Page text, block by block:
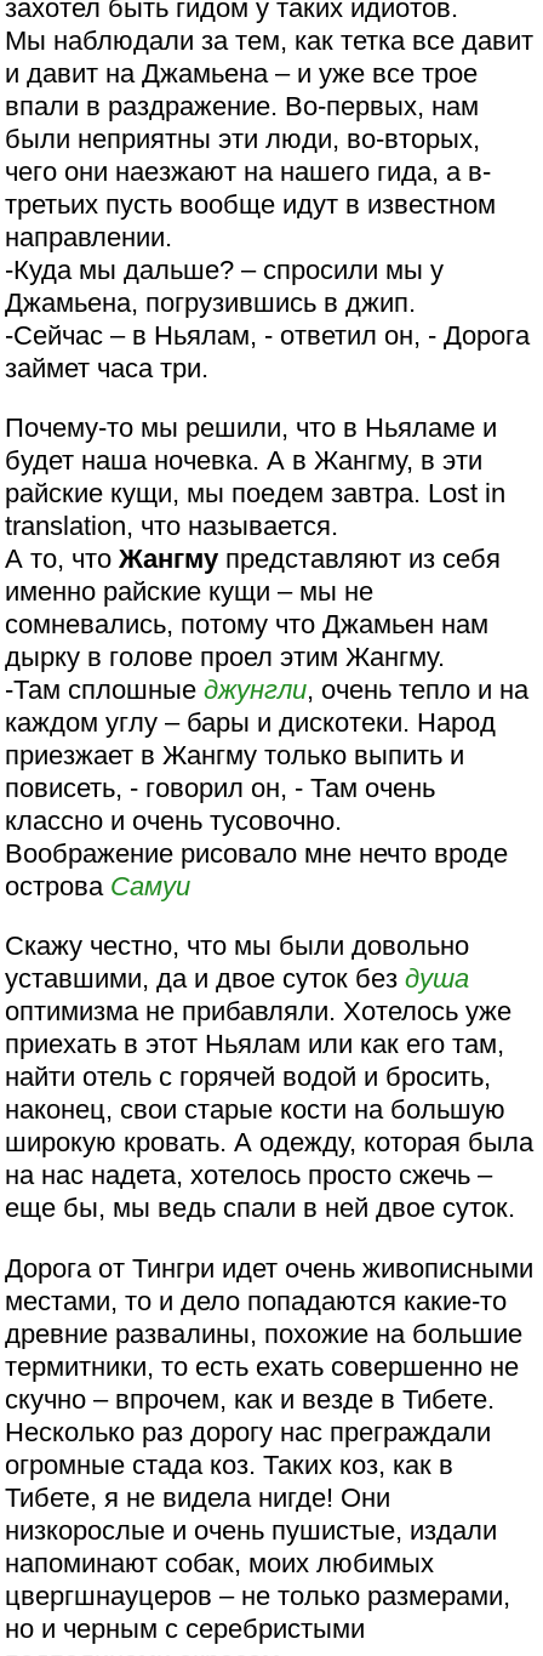
захотел быть гидом у таких идиотов.
Мы наблюдали за тем, как тетка все давит
и давит на Джамьена – и уже все трое
впали в раздражение. Во-первых, нам
были неприятны эти люди, во-вторых,
чего они наезжают на нашего гида, а в-
третьих пусть вообще идут в известном
направлении.
-Куда мы дальше? – спросили мы у
Джамьена, погрузившись в джип.
-Сейчас – в Ньялам, - ответил он, - Дорога
займет часа три.
Почему-то мы решили, что в Ньяламе и
будет наша ночевка. А в Жангму, в эти
райские кущи, мы поедем завтра. Lost in
translation, что называется.
А то, чтоЖангму представляют из себя
именно райские кущи – мы не
сомневались, потому что Джамьен нам
дырку в голове проел этим Жангму.
-Там сплошныеджунгли, очень тепло и на
каждом углу – бары и дискотеки. Народ
приезжает в Жангму только выпить и
повисеть, - говорил он, - Там очень
классно и очень тусовочно.
Воображение рисовало мне нечто вроде
острова Самуи
Скажу честно, что мы были довольно
уставшими, да и двое суток бездуша
оптимизма не прибавляли. Хотелось уже
приехать в этот Ньялам или как его там,
найти отель с горячей водой и бросить,
наконец, свои старые кости на большую
широкую кровать. А одежду, которая была
на нас надета, хотелось просто сжечь –
еще бы, мы ведь спали в ней двое суток.
Дорога от Тингри идет очень живописными
местами, то и дело попадаются какие-то
древние развалины, похожие на большие
термитники, то есть ехать совершенно не
скучно – впрочем, как и везде в Тибете.
Несколько раз дорогу нас преграждали
огромные стада коз. Таких коз, как в
Тибете, я не видела нигде! Они
низкорослые и очень пушистые, издали
напоминают собак, моих любимых
цвергшнауцеров – не только размерами,
но и черным с серебристыми